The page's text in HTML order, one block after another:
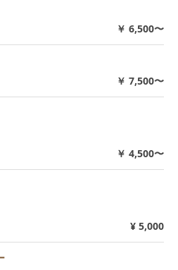
￥ 6,500〜
￥ 7,500〜
￥ 4,500〜
¥ 5,000